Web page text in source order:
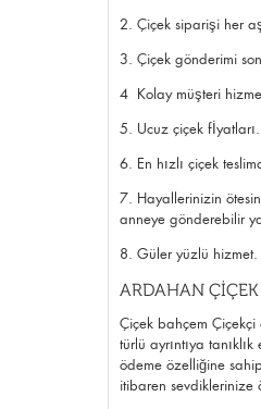
2. Çiçek siparişi her
3. Çiçek gönderimi
4 Kolay müşteri
5. Ucuz çiçek
6. En hızlı çiçek
7. Hayallerinizin
anneye gönderebilir
8. Güler yüzlü
ARDAHAN
Çiçek bahçem
türlü ayrıntıya
ödeme özelliğine
itibaren sevdiklerinize